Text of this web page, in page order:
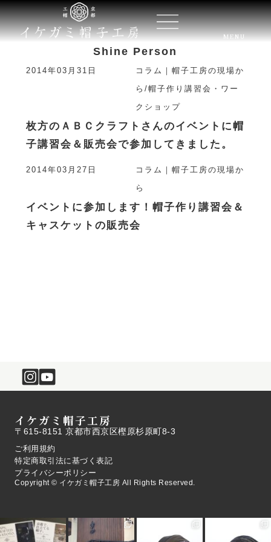
MENU
Shine Person
2014年03月31日
コラム｜帽子工房の現場か
ら /帽子作り講習会・ワー
クショップ
枚方のＡＢＣクラフトさんのイベントに帽
子講習会＆販売会で参加してきました。
2014年03月27日
コラム｜帽子工房の現場か
ら
イベントに参加します！帽子作り講習会＆
キャスケットの販売会
イケガミ帽子工房
〒615-8151 京都市西京区樫原杉原町8-3
ご利用規約
特定商取引法に基づく表記
プライバシーポリシー
Copyright © イケガミ帽子工房 All Rights Reserved.